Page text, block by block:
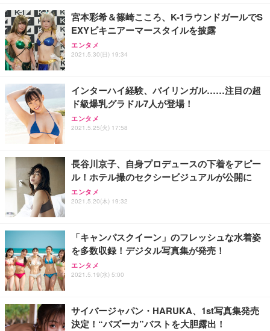
宮本彩希＆篠崎こころ、K-1ラウンドガールでS
EXYビキニアーマースタイルを披露
エンタメ
2021.5.30(日) 19:34
インターハイ経験、バイリンガル……注目の超
ド級爆乳グラドル7人が登場！
エンタメ
2021.5.25(火) 17:58
長谷川京子、自身プロデュースの下着をアピー
ル！ホテル撮のセクシービジュアルが公開に
エンタメ
2021.5.20(木) 19:32
「キャンパスクイーン」のフレッシュな水着姿
を多数収録！デジタル写真集が発売！
エンタメ
2021.5.19(水) 5:00
サイバージャパン・HARUKA、1st写真集発売
決定！“バズーカ”バストを大胆露出！